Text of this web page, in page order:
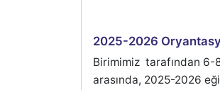
2025-2026
Birimimiz tarafından 6-
arasında, 2025-2026